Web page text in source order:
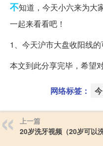
不知道，今天小六来为大
一起来看看吧！
1、今天沪市大盘收阳线的
本文到此分享完毕，希望
网络标签：
上一篇
20岁洗牙视频（20岁可以